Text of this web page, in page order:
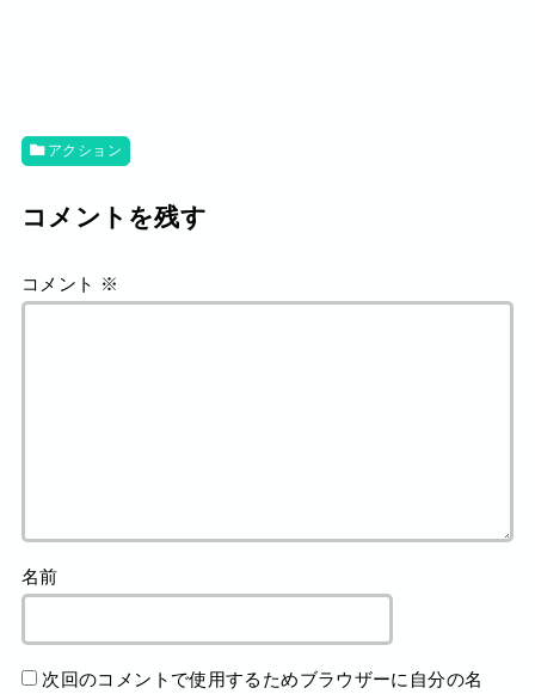
アクション
コメントを残す
コメント ※
名前
次回のコメントで使用するためブラウザーに自分の名